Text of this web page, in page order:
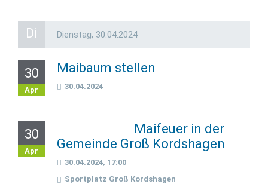
Di Dienstag, 30.04.2024
30
Apr
Maibaum stellen
30.04.2024
30
Apr
Maifeuer in der
Gemeinde Groß Kordshagen
30.04.2024, 17:00
Sportplatz Groß Kordshagen